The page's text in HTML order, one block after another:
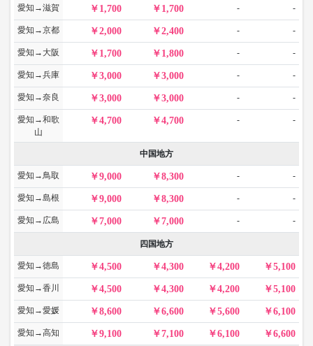
愛知→滋賀 1,700 1,700 - -
愛知→京都 2,000 2,400 - -
愛知→大阪 1,700 1,800 - -
愛知→兵庫 3,000 3,000 - -
愛知→奈良 3,000 3,000 - -
愛知→和歌
山
4,700 4,700 - -
中国地方
愛知→鳥取 9,000 8,300 - -
愛知→島根 9,000 8,300 - -
愛知→広島 7,000 7,000 - -
四国地方
愛知→徳島 4,500 4,300 4,200 5,100
愛知→香川 4,500 4,300 4,200 5,100
愛知→愛媛 8,600 6,600 5,600 6,100
愛知→高知 9,100 7,100 6,100 6,600